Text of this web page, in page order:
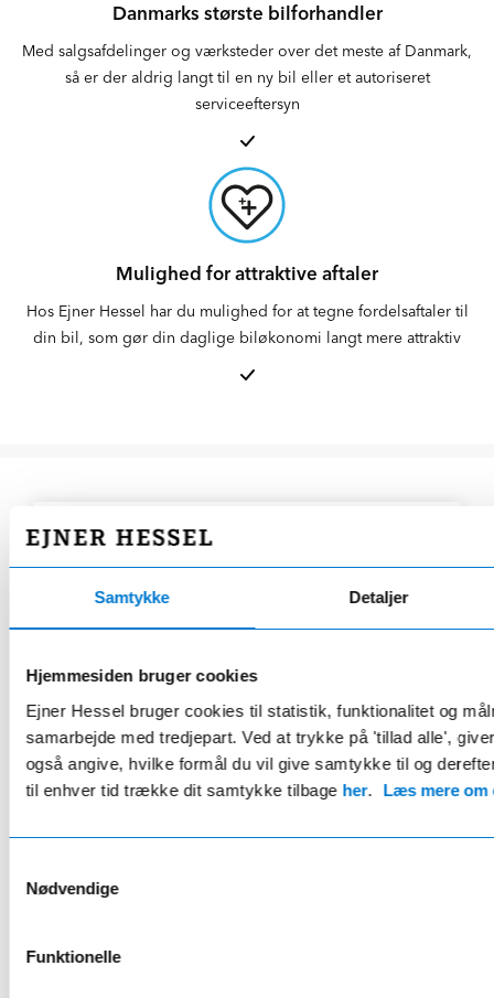
Samtykke Detaljer
Hjemmesiden bruger cookies
Ejner Hessel bruger cookies til statistik, funktionalitet og
samarbejde med tredjepart. Ved at trykke på 'tillad alle',
også angive, hvilke formål du vil give samtykke til og
til enhver tid trække dit samtykke tilbage her. Læs mere om
Nødvendige
Funktionelle
Danmarks største bilforhandler
Med salgsafdelinger og værksteder over det meste af Danmark,
så er der aldrig langt til en ny bil eller et autoriseret
serviceeftersyn
Mulighed for attraktive aftaler
Hos Ejner Hessel har du mulighed for at tegne fordelsaftaler til
din bil, som gør din daglige biløkonomi langt mere attraktiv
HESSEL PLUS
Dacia fordelsaftale
kun 649 kr/år
12 bilvaske årligt
Rabat når du tanker brændstof
2 årlige hjulskift
15% rabat på værkstedet*